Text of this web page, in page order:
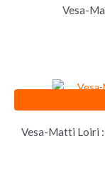
Vesa-
Vesa-Matti Loiri